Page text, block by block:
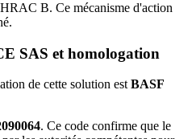
B. Ce mécanisme d'action
SAS et homologation
de cette solution estBASF
. Ce code confirme que le